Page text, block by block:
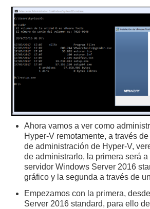
Ahora vamos a ver como
Hyper-V remotamente, a través
de administración de Hyper-V,
de administrarlo, la primera será a
servidor Windows Server 2016
gráfico y la segunda a través de
Empezamos con la primera,
Server 2016 standard, para ello